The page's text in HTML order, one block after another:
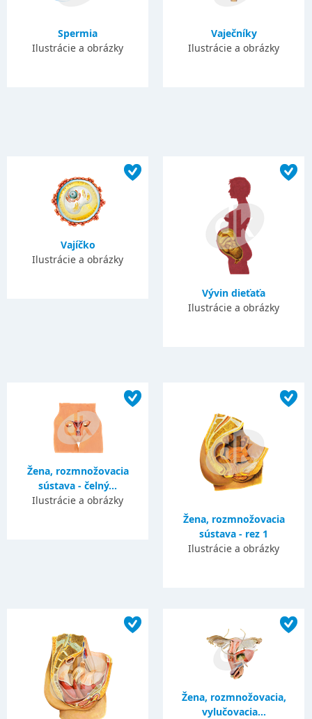
Spermia
Ilustrácie a obrázky
Vaječníky
Ilustrácie a obrázky
Vajíčko
Ilustrácie a obrázky
Vývin dieťaťa
Ilustrácie a obrázky
Žena, rozmnožovacia
sústava - čelný...
Ilustrácie a obrázky
Žena, rozmnožovacia
sústava - rez 1
Ilustrácie a obrázky
Žena, rozmnožovacia,
vylučovacia...